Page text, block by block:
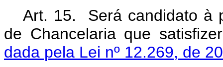
Art. 15. Será candidato à
de Chancelaria que
dada pela Lei nº 12.269, de